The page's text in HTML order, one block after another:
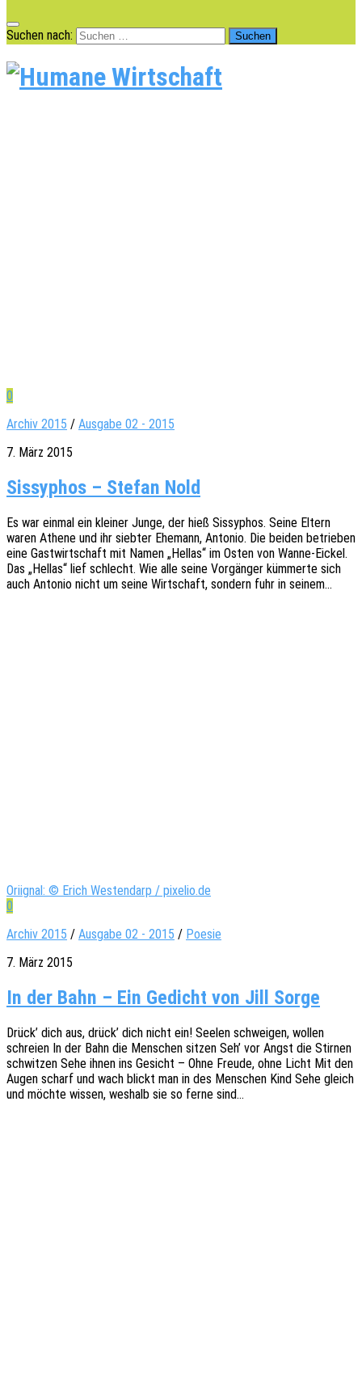
Suchen nach:
0
Archiv 2015 / Ausgabe 02 - 2015
7. März 2015
Sissyphos – Stefan Nold
Es war einmal ein klei­ner Junge, der hieß Sissy­phos. Seine Eltern
waren Athene und ihr sieb­ter Ehemann, Anto­nio. Die beiden betrie­ben
eine Gast­wirt­schaft mit Namen „Hellas“ im Osten von Wanne-Eickel.
Das „Hellas“ lief schlecht. Wie alle seine Vorgän­ger kümmer­te sich
auch Anto­nio nicht um seine Wirt­schaft, sondern fuhr in seinem…
Oriignal: © Erich Westendarp / pixelio.de
0
Archiv 2015 / Ausgabe 02 - 2015 / Poesie
7. März 2015
In der Bahn – Ein Gedicht von Jill Sorge
Drück’ dich aus, drück’ dich nicht ein! Seelen schwei­gen, wollen
schrei­en In der Bahn die Menschen sitzen Seh’ vor Angst die Stir­nen
schwit­zen Sehe ihnen ins Gesicht – Ohne Freude, ohne Licht Mit den
Augen scharf und wach blickt man in des Menschen Kind Sehe gleich
und möchte wissen, weshalb sie so ferne sind…